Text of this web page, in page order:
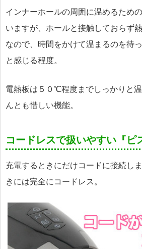
インナーホールの周囲に温めるため
いますが、ホールと接触しておらず
なので、時間をかけて温まるのを待
と感じる程度。
電熱板は５０℃程度までしっかりと
んとも惜しい機能。
コードレスで扱いやすい『ピ
充電するときにだけコードに接続し
きには完全にコードレス。